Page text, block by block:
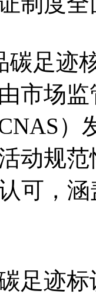
碳足迹
市场
）
动规
可，
足迹